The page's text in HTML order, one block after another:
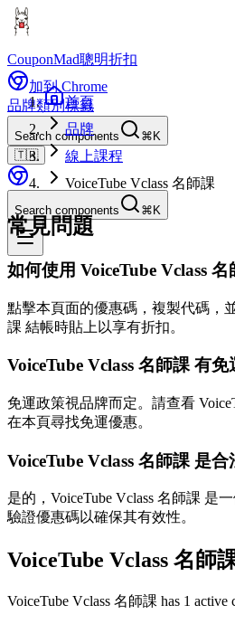
CouponMad聰明折扣
加到 Chrome
品牌類別標籤
Search components
⌘K
🇹🇼
Search components ⌘K
首頁
品牌
線上課程
VoiceTube Vclass 名師課
常見問題
如何使用 VoiceTube Vclass
點擊本頁面的優惠碼，複製代碼，
課 結帳時貼上以享有折扣。
VoiceTube Vclass 名師課 有免
免運政策視品牌而定。請查看
在本頁尋找免運優惠。
VoiceTube Vclass 名師課 是合
是的，VoiceTube Vclass 名師課 是
驗證優惠碼以確保其有效性。
VoiceTube Vclass 名師
VoiceTube Vclass 名師課 has 1 active